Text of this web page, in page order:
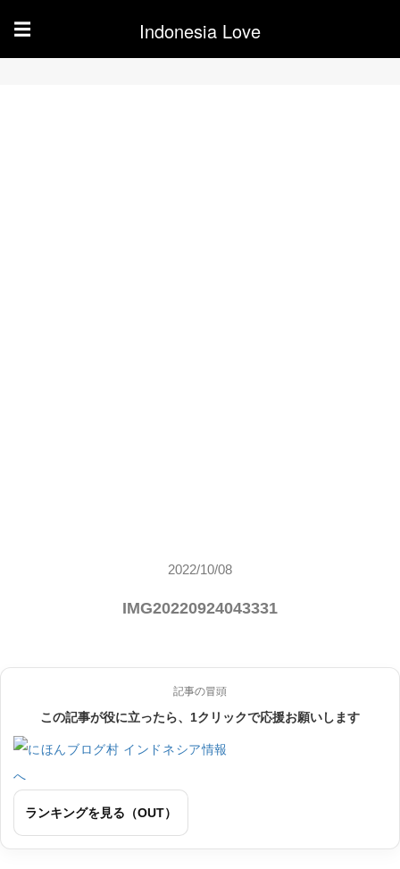
☰ Indonesia Love
2022/10/08
IMG20220924043331
記事の冒頭
この記事が役に立ったら、1クリックで応援お願いします
ランキングを見る（OUT）